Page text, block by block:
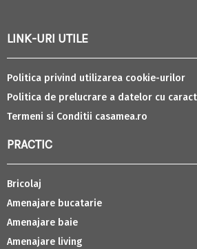
LINK-URI UTILE
Politica privind utilizarea cookie-urilor
Politica de prelucrare a datelor cu
Termeni si Conditii casamea.ro
PRACTIC
Bricolaj
Amenajare bucatarie
Amenajare baie
Amenajare living